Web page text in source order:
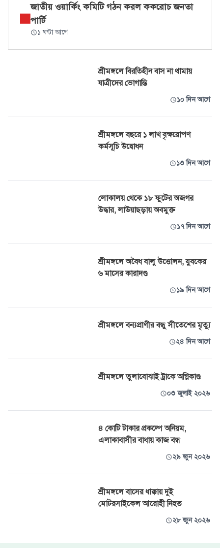
জাতীয় ওয়ার্কিং কমিটি গঠন করল ককরোচ জনতা
পার্টি
১ ঘণ্টা আগে
শ্রীমঙ্গলে বিরতিহীন বাস না থামায়
যাত্রীদের ভোগান্তি
১০ দিন আগে
শ্রীমঙ্গলে বছরে ১ লাখ বৃক্ষরোপণ
কর্মসূচি উদ্বোধন
১৩ দিন আগে
লোকালয় থেকে ১৮ ফুটের অজগর
উদ্ধার, লাউয়াছড়ায় অবমুক্ত
১৭ দিন আগে
শ্রীমঙ্গলে অবৈধ বালু উত্তোলন, যুবকের
৬ মাসের কারাদণ্ড
১৯ দিন আগে
শ্রীমঙ্গলে বন্যপ্রাণীর বন্ধু সীতেশের মৃত্যু
২৪ দিন আগে
শ্রীমঙ্গলে তুলাবোঝাই ট্রাকে অগ্নিকাণ্ড
০৩ জুলাই ২০২৬
৪ কোটি টাকার প্রকল্পে অনিয়ম,
এলাকাবাসীর বাধায় কাজ বন্ধ
২৯ জুন ২০২৬
শ্রীমঙ্গলে বাসের ধাক্কায় দুই
মোটরসাইকেল আরোহী নিহত
২৮ জুন ২০২৬